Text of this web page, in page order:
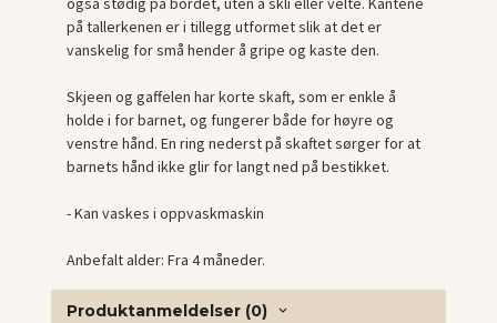
på tallerkenen er i tillegg utformet slik at det er
vanskelig for små hender å gripe og kaste den.
Skjeen og gaffelen har korte skaft, som er enkle å
holde i for barnet, og fungerer både for høyre og
venstre hånd. En ring nederst på skaftet sørger for at
barnets hånd ikke glir for langt ned på bestikket.
- Kan vaskes i oppvaskmaskin
Anbefalt alder: Fra 4 måneder.
Produktanmeldelser (0)